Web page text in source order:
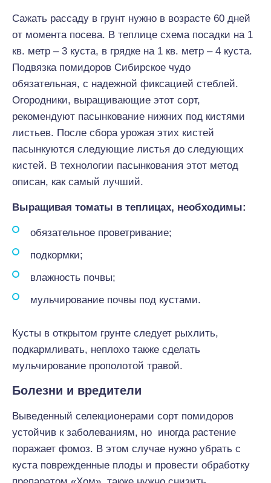
Сажать рассаду в грунт нужно в возрасте 60 дней
от момента посева. В теплице схема посадки на 1
кв. метр – 3 куста, в грядке на 1 кв. метр – 4 куста.
Подвязка помидоров Сибирское чудо
обязательная, с надежной фиксацией стеблей.
Огородники, выращивающие этот сорт,
рекомендуют пасынкование нижних под кистями
листьев. После сбора урожая этих кистей
пасынкуются следующие листья до следующих
кистей. В технологии пасынкования этот метод
описан, как самый лучший.
Выращивая томаты в теплицах, необходимы:
обязательное проветривание;
подкормки;
влажность почвы;
мульчирование почвы под кустами.
Кусты в открытом грунте следует рыхлить,
подкармливать, неплохо также сделать
мульчирование прополотой травой.
Болезни и вредители
Выведенный селекционерами сорт помидоров
устойчив к заболеваниям, но иногда растение
поражает фомоз. В этом случае нужно убрать с
куста поврежденные плоды и провести обработку